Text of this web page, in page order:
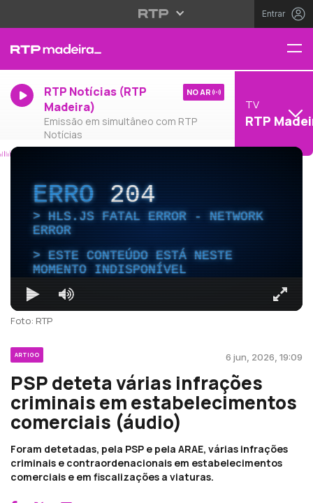
Entrar
RTP Notícias (RTP
Madeira)
Emissão em simultâneo com RTP
Notícias
NO AR
TV
RTP
ERRO204
HLS.JS FATAL ERROR - NETWORK
ERROR
ESTE CONTEÚDO ESTÁ NESTE
MOMENTO INDISPONÍVEL
Foto: RTP
ARTIGO 6 jun, 2026, 19:09
PSP deteta várias infrações
criminais em estabelecimentos
comerciais (áudio)
Foram detetadas, pela PSP e pela ARAE, várias infrações
criminais e contraordenacionais em estabelecimentos
comerciais e em fiscalizações a viaturas.